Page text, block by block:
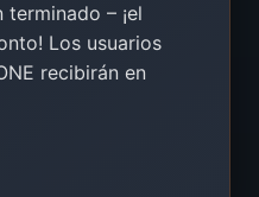
– ¡el
Los usuarios
recibirán en